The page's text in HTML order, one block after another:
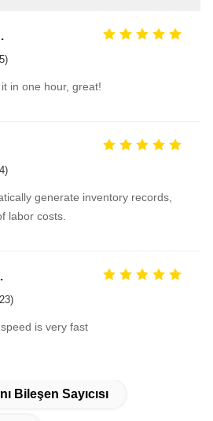
in one hour, great!
generate inventory records,
labor costs.
is very fast
Bileşen Sayıcısı